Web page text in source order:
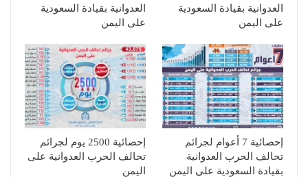
العدوانية بقيادة السعودية
على اليمن
العدوانية بقيادة السعودية
على اليمن
إحصائية 7 أعوام لجرائم
تحالف الحرب العدوانية
بقيادة السعودية على اليمن
إحصائية 2500 يوم لجرائم
تحالف الحرب العدوانية على
اليمن